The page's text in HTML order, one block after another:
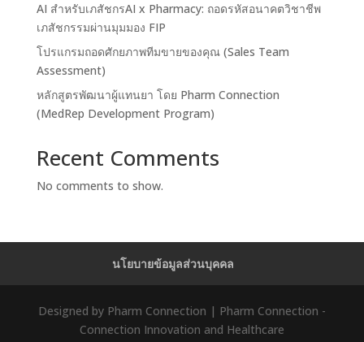
AI สำหรับเภสัชกรAI x Pharmacy: ถอดรหัสอนาคตวิชาชีพ
เภสัชกรรมผ่านมุมมอง FIP
โปรแกรมถอดศักยภาพทีมขายของคุณ (Sales Team
Assessment)
หลักสูตรพัฒนาผู้แทนยา โดย Pharm Connection
(MedRep Development Program)
Recent Comments
No comments to show.
นโยบายข้อมูลส่วนบุคคล
Designed by Pharm Connection | Pharm Connection -
Connection Innovation and Healthcare